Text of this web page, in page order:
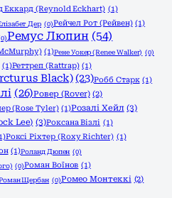
Еккард (Reynold Eckhart) (1)
Дер (0)Рейчел Рот (Рейвен) (1)
Ремус Люпин (54)
(1)Рене Уокер (Renee Walker) (0)
(1)Реттреп (Rattrap) (1)
Black) (23)Робб Старк (1)
(26)Ровер (Rover) (2)
(Rose Tyler) (1)Розалі Хейл (3)
Lee) (3)Роксана Візлі (1)
Роксі Ріхтер (Roxy Richter) (1)
(1)Роланд Дюпен (0)
(0)Роман Воїнов (1)
Щербан (0)Ромео Монтеккі (2)